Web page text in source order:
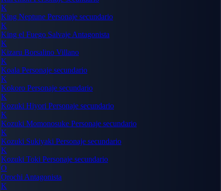
K
King Neptune Personaje secundario
K
King el Fuego Salvaje Antagonista
K
Kizaru Borsalino Villano
K
Koala Personaje secundario
K
Kokoro Personaje secundario
K
Kozuki Hiyori Personaje secundario
K
Kozuki Momonosuke Personaje secundario
K
Kozuki Sukiyaki Personaje secundario
K
Kozuki Toki Personaje secundario
O
Orochi Antagonista
K